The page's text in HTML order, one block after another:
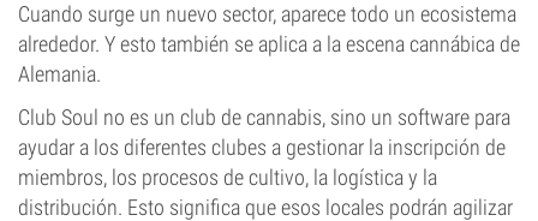
Cuando surge un nuevo sector, aparece todo un ecosistema
alrededor. Y esto también se aplica a la escena cannábica de
Alemania.
Club Soul no es un club de cannabis, sino un software para
ayudar a los diferentes clubes a gestionar la inscripción de
miembros, los procesos de cultivo, la logística y la
distribución. Esto significa que esos locales podrán agilizar